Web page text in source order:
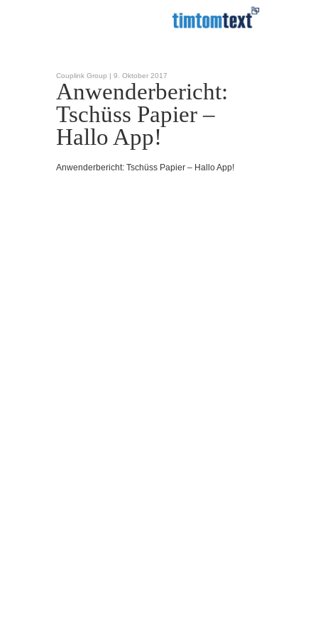
Couplink Group | 9. Oktober 2017
Anwenderbericht:
Tschüss Papier –
Hallo App!
Anwenderbericht: Tschüss Papier – Hallo App!